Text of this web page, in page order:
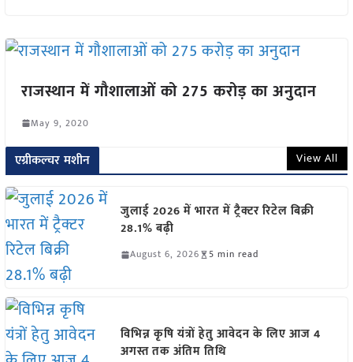
राजस्थान में गौशालाओं को 275 करोड़ का अनुदान
May 9, 2020
एग्रीकल्चर मशीन View All
जुलाई 2026 में भारत में ट्रैक्टर रिटेल बिक्री
28.1% बढ़ी
August 6, 2026 5 min read
विभिन्न कृषि यंत्रों हेतु आवेदन के लिए आज 4
अगस्त तक अंतिम तिथि